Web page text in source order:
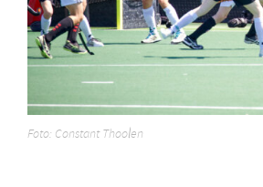
Foto: Constant Thoolen